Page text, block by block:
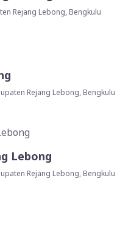
Rejang Lebong, Bengkulu
Rejang Lebong, Bengkulu
Lebong
Rejang Lebong, Bengkulu